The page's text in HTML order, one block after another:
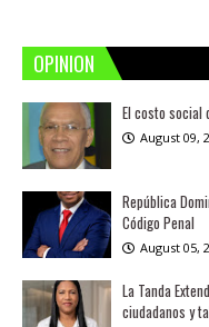
OPINION
El costo social
August 09,
República
Código Penal
August 05,
La Tanda
ciudadanos y